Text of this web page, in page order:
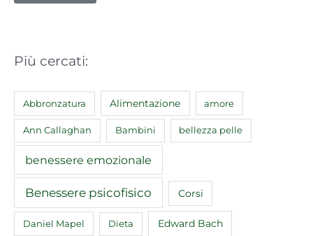
Più cercati:
Abbronzatura Alimentazione amore
Ann Callaghan Bambini bellezza pelle
benessere emozionale
Benessere psicofisico Corsi
Daniel Mapel Dieta Edward Bach